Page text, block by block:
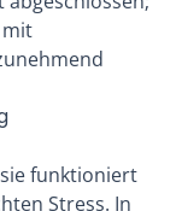
mit
funktioniert
Stress. In